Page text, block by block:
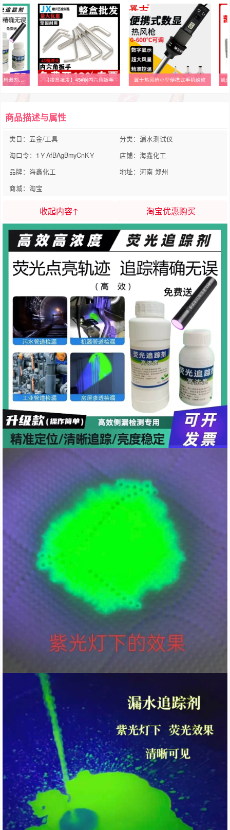
【按盒批发】45#钢内六角扳手 翼士热风枪小型便携式手机维修
商品描述与属性
类目：五金/工具
分类：漏水测试仪
淘口令：1￥AfBAgBmyCnK￥
店铺：海鑫化工
品牌：海鑫化工
地址：河南 郑州
商城：淘宝
收起内容↑ 淘宝优惠购买